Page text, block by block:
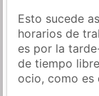
Esto sucede
horarios de
es por la
de tiempo
ocio, como es